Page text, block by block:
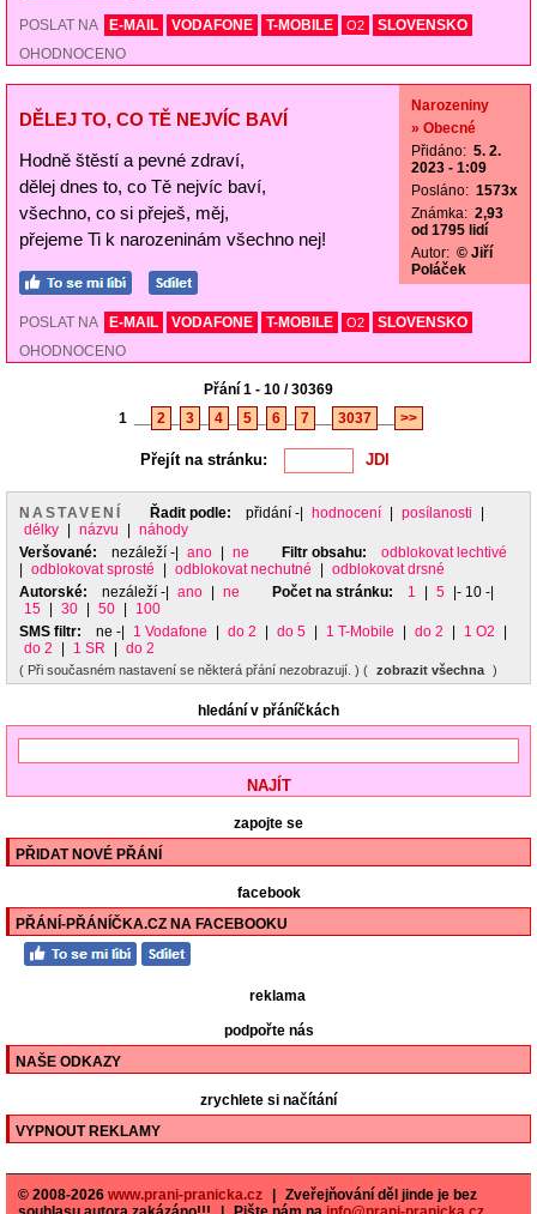
POSLAT NA E-MAIL VODAFONE T-MOBILE O2
SLOVENSKO
OHODNOCENO
DĚLEJ TO, CO TĚ NEJVÍC BAVÍ
Hodně štěstí a pevné zdraví,
dělej dnes to, co Tě nejvíc baví,
všechno, co si přeješ, měj,
přejeme Ti k narozeninám všechno nej!
Narozeniny
» Obecné
Přidáno: 5. 2.
2023 - 1:09
Posláno: 1573x
Známka: 2,93
od 1795 lidí
Autor: © Jiří
Poláček
POSLAT NA E-MAIL VODAFONE T-MOBILE O2
SLOVENSKO
OHODNOCENO
Přání 1 - 10 / 30369
1
2 3 4 5 6 7 3037 >>
Přejít na stránku:
NASTAVENÍ Řadit podle: přidání -| hodnocení posílanosti
délky
názvu
náhody
Veršované:
nezáleží -| ano ne Filtr obsahu:
odblokovat lechtivé
odblokovat sprosté odblokovat nechutné
odblokovat drsné
Autorské:
nezáleží -| ano ne Počet na stránku: 1 5
|- 10 -|
15
30 50
100
SMS filtr:
ne -| 1 Vodafone do 2 do 5 1 T-Mobile do 2 1 O2
do 2
1 SR do 2
( Při současném nastavení se některá přání nezobrazují. ) ( zobrazit všechna )
hledání v přáníčkách
zapojte se
PŘIDAT NOVÉ PŘÁNÍ
facebook
PŘÁNÍ-PŘÁNÍČKA.CZ NA FACEBOOKU
reklama
podpořte nás
NAŠE ODKAZY
zrychlete si načítání
VYPNOUT REKLAMY
© 2008-2026 www.prani-pranicka.cz
Zveřejňování děl jinde je bez